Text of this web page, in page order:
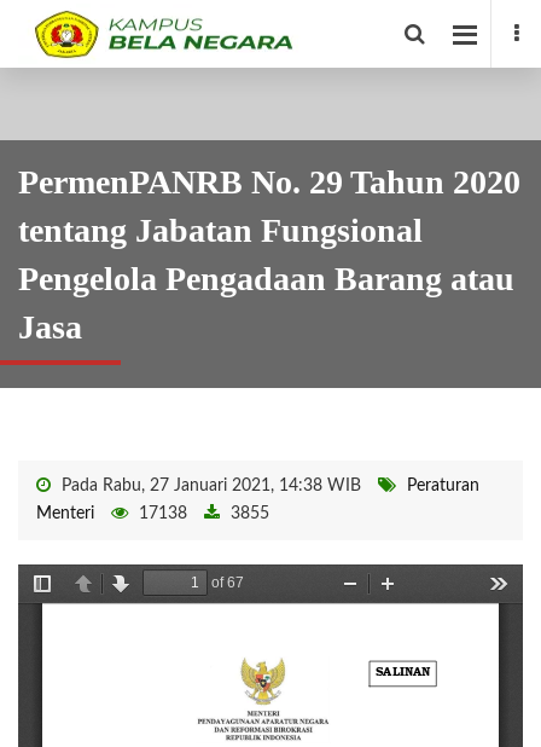
PermenPANRB No. 29 Tahun 2020
tentang Jabatan Fungsional
Pengelola Pengadaan Barang atau
Jasa
Pada Rabu, 27 Januari 2021, 14:38 WIB
Peraturan
Menteri
17138 3855